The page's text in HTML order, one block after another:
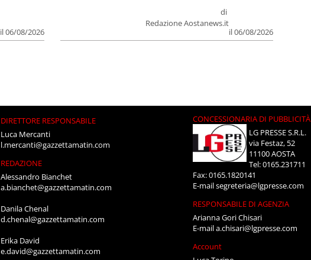
il 06/08/2026
di
Redazione Aostanews.it
il 06/08/2026
DIRETTORE RESPONSABILE
Luca Mercanti
l.mercanti@gazzettamatin.com
REDAZIONE
Alessandro Bianchet
a.bianchet@gazzettamatin.com
Danila Chenal
d.chenal@gazzettamatin.com
Erika David
e.david@gazzettamatin.com
CONCESSIONARIA DI PUBBLICITÀ
LG PRESSE S.R.L.
via Festaz, 52
11100 AOSTA
Tel: 0165.231711
Fax: 0165.1820141
E-mailsegreteria@lgpresse.com
RESPONSABILE DI AGENZIA
Arianna Gori Chisari
E-maila.chisari@lgpresse.com
Account